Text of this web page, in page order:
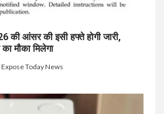
की आंसर की इसी हफ्ते होगी जारी,
का मौका मिलेगा
Expose Today News